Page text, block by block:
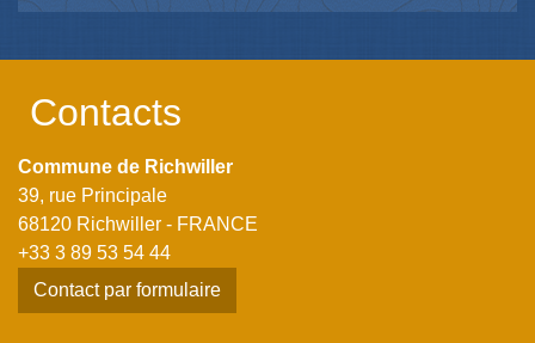
Contacts
Commune de Richwiller
39, rue Principale
68120 Richwiller - FRANCE
+33 3 89 53 54 44
Contact par formulaire